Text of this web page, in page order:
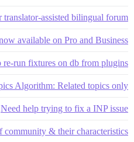
translator-assisted bilingual forum
available on Pro and Business
run fixtures on db from plugins?
Algorithm: Related topics only
Need help trying to fix a INP issue
community & their characteristics